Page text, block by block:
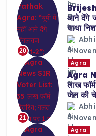
20
आने देंगे
साधा
21
Agra
Agra
लाख
जेल की
Agra